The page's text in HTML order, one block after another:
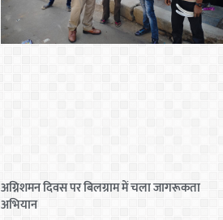
अग्निशमन दिवस पर बिलग्राम में चला जागरूकता
अभियान